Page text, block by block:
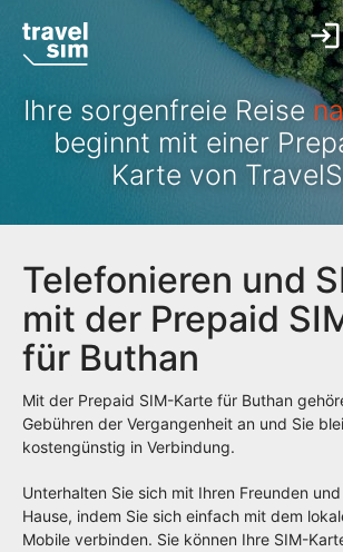
Ihre sorgenfreie Reise
beginnt mit einer
Karte von
Telefonieren und
mit der Prepaid
für Buthan
Mit der Prepaid SIM-Karte für Buthan
Gebühren der Vergangenheit an und Sie
kostengünstig in Verbindung.
Unterhalten Sie sich mit Ihren Freunden
Hause, indem Sie sich einfach mit dem
Mobile verbinden. Sie können Ihre SIM-